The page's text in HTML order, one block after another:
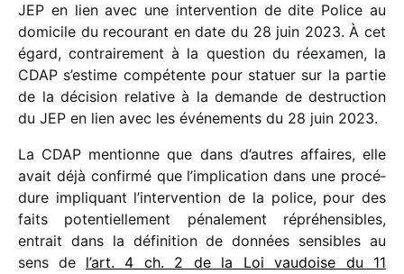
JEP en lien avec une inter­ven­tion de dite Police au
domi­cile du recou­rant en date du 28 juin 2023. À cet
égard, contrai­re­ment à la ques­tion du réexa­men, la
CDAP s’estime compé­tente pour statuer sur la partie
de la déci­sion rela­tive à la demande de destruc­tion
du JEP en lien avec les événe­ments du 28 juin 2023.
La CDAP mentionne que dans d’autres affaires, elle
avait déjà confirmé que l’implication dans une procé­
dure impli­quant l’intervention de la police, pour des
faits poten­tiel­le­ment péna­le­ment répré­hen­sibles,
entrait dans la défi­ni­tion de données sensibles au
sens de l’art. 4 ch. 2 de la Loi vaudoise du 11